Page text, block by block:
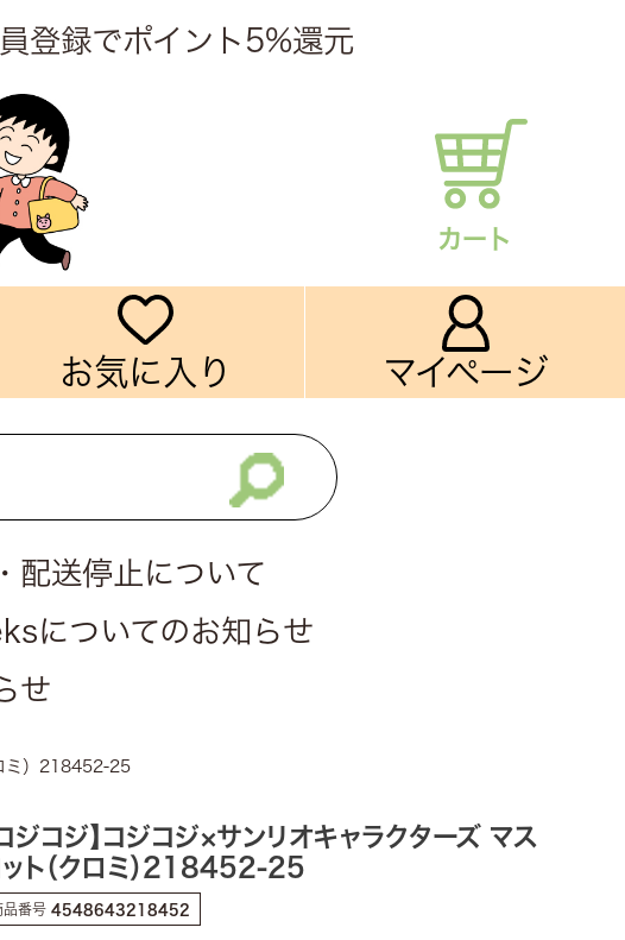
登録でポイント5%還元
カート
お気に入り マイページ
配送停止について
についてのお知らせ
せ
ミ）218452-25
コジコジ】コジコジ×サンリオキャラクターズ マス
ット（クロミ）218452-25
品番号 4548643218452